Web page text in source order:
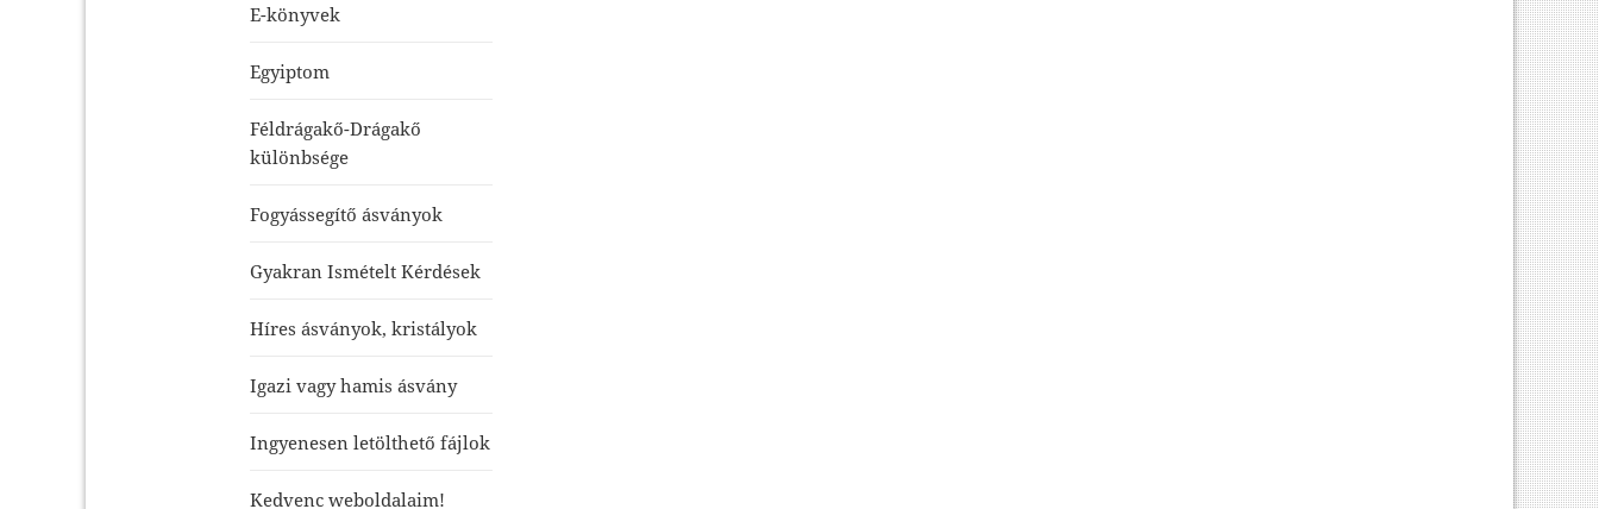
E-könyvek
Egyiptom
Féldrágakő-Drágakő
különbsége
Fogyássegítő ásványok
Gyakran Ismételt Kérdések
Híres ásványok, kristályok
Igazi vagy hamis ásvány
Ingyenesen letölthető fájlok
Kedvenc weboldalaim!